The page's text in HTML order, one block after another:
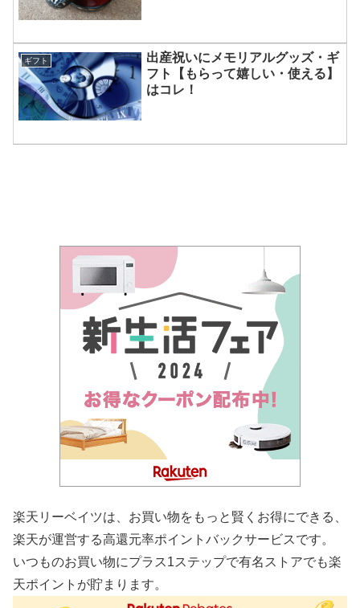
ギフト
出産祝いにメモリアルグッズ・ギ
フト【もらって嬉しい・使える】
はコレ！
楽天リーベイツは、お買い物をもっと賢くお得にできる、
楽天が運営する高還元率ポイントバックサービスです。
いつものお買い物にプラス1ステップで有名ストアでも楽
天ポイントが貯まります。